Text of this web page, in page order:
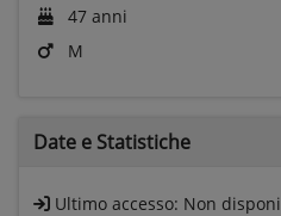
47 anni
M
Date e Statistiche
Ultimo accesso: Non